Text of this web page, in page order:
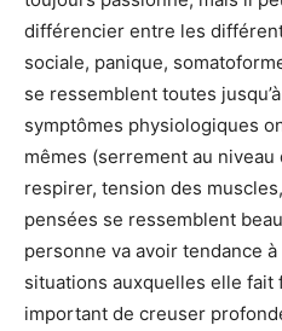
différencier entre les
sociale, panique,
se ressemblent toutes
symptômes physiologiques
mêmes (serrement au
respirer, tension des
pensées se ressemblent
personne va avoir tendance
situations auxquelles elle fait
important de creuser